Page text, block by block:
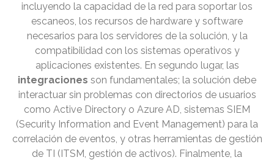
incluyendo la capacidad de la red para soportar los
escaneos, los recursos de hardware y software
necesarios para los servidores de la solución, y la
compatibilidad con los sistemas operativos y
aplicaciones existentes. En segundo lugar, las
integraciones son fundamentales; la solución debe
interactuar sin problemas con directorios de usuarios
como Active Directory o Azure AD, sistemas SIEM
(Security Information and Event Management) para la
correlación de eventos, y otras herramientas de gestión
de TI (ITSM, gestión de activos). Finalmente, la